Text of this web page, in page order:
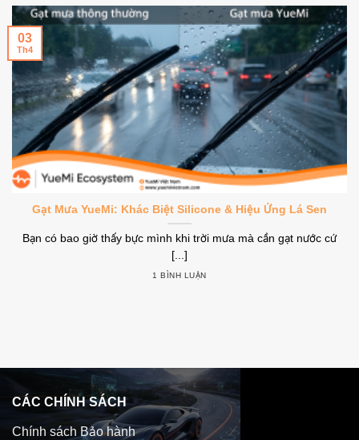
Gạt Mưa YueMi: Khác Biệt Silicone & Hiệu Ứng Lá Sen
Bạn có bao giờ thấy bực mình khi trời mưa mà cần gạt nước cứ
[...]
1 BÌNH LUẬN
03
Th4
CÁC CHÍNH SÁCH
Chính sách Bảo hành